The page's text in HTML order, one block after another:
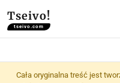
Tseivo!
tseivo.com
Cała oryginalna treść jest